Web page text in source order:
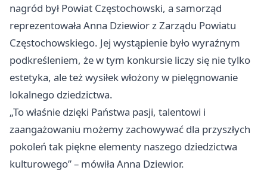
nagród był Powiat Częstochowski, a samorząd
reprezentowała Anna Dziewior z Zarządu Powiatu
Częstochowskiego. Jej wystąpienie było wyraźnym
podkreśleniem, że w tym konkursie liczy się nie tylko
estetyka, ale też wysiłek włożony w pielęgnowanie
lokalnego dziedzictwa.
„To właśnie dzięki Państwa pasji, talentowi i
zaangażowaniu możemy zachowywać dla przyszłych
pokoleń tak piękne elementy naszego dziedzictwa
kulturowego” – mówiła Anna Dziewior.